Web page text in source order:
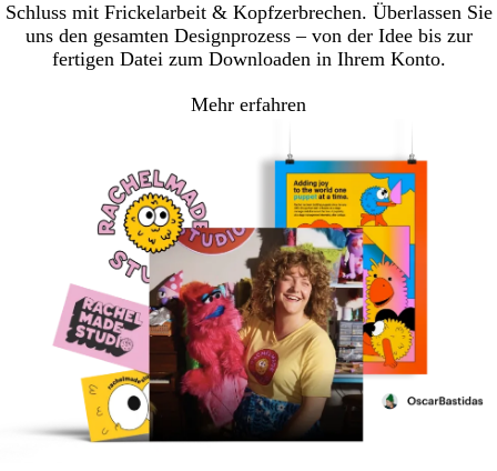
Schluss mit Frickelarbeit & Kopfzerbrechen. Überlassen Sie
uns den gesamten Designprozess – von der Idee bis zur
fertigen Datei zum Downloaden in Ihrem Konto.
Mehr erfahren